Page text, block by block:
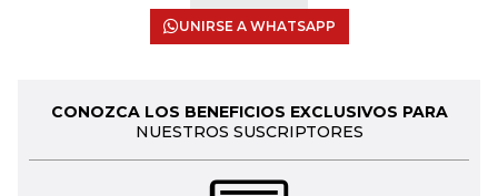
UNIRSE A WHATSAPP
CONOZCA LOS BENEFICIOS EXCLUSIVOS PARA
NUESTROS SUSCRIPTORES